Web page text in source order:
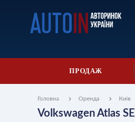
ПРОДАЖ
Головна Оренда Київ
Volkswagen Atlas SE